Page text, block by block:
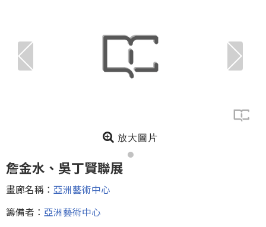
放大圖片
詹金水、吳丁賢聯展
畫廊名稱： 亞洲藝術中心
籌備者： 亞洲藝術中心